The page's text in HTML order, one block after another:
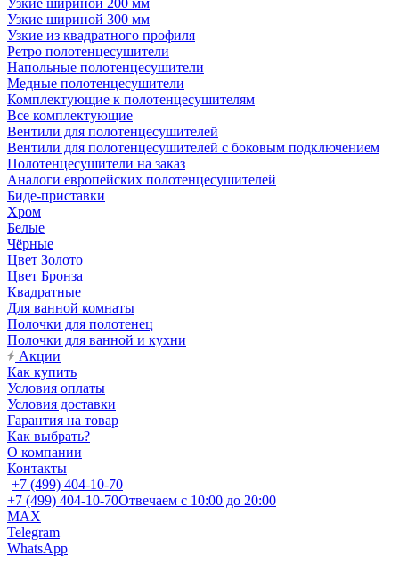
Узкие шириной 200 мм
Узкие шириной 300 мм
Узкие из квадратного профиля
Ретро полотенцесушители
Напольные полотенцесушители
Медные полотенцесушители
Комплектующие к полотенцесушителям
Все комплектующие
Вентили для полотенцесушителей
Вентили для полотенцесушителей с боковым подключением
Полотенцесушители на заказ
Аналоги европейских полотенцесушителей
Биде-приставки
Хром
Белые
Чёрные
Цвет Золото
Цвет Бронза
Квадратные
Для ванной комнаты
Полочки для полотенец
Полочки для ванной и кухни
Акции
Как купить
Условия оплаты
Условия доставки
Гарантия на товар
Как выбрать?
О компании
Контакты
+7 (499) 404-10-70
+7 (499) 404-10-70Отвечаем с 10:00 до 20:00
MAX
Telegram
WhatsApp